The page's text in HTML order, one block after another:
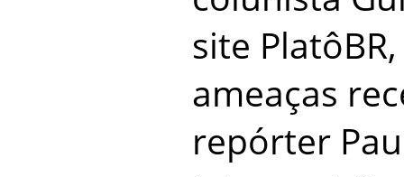
site
ameaças
repórter